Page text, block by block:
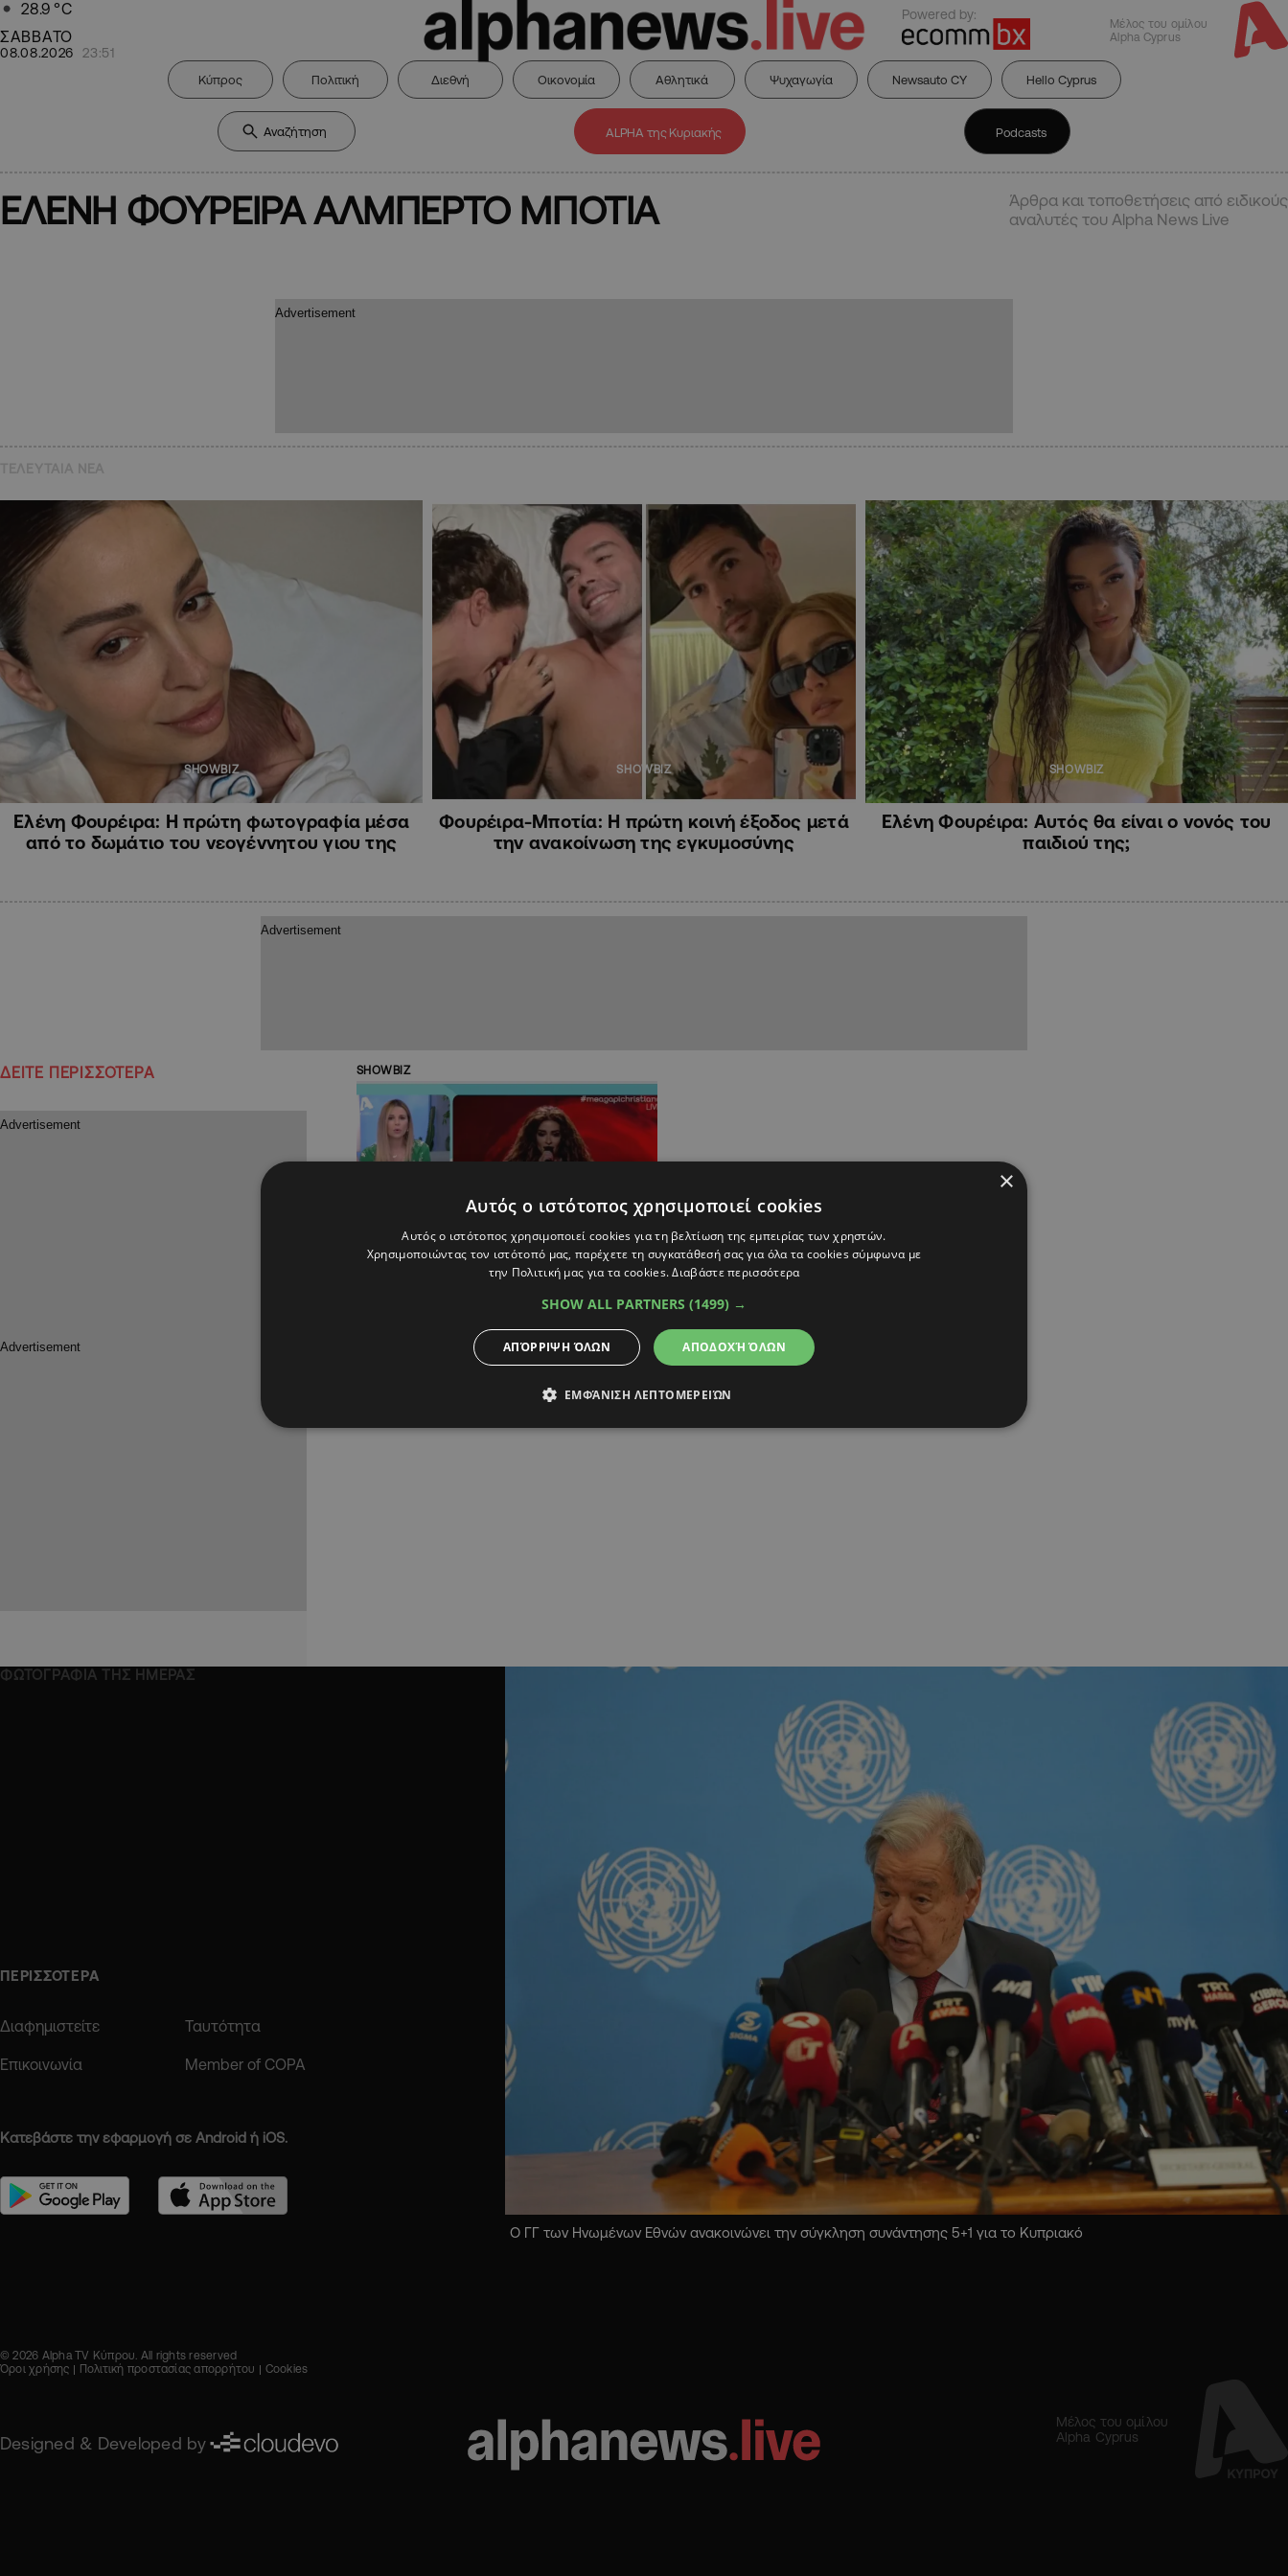
28.9 °C
ΣΑΒΒΑΤΟ
08.08.2026 23:51
Powered by:
Μέλος του ομίλου
Alpha Cyprus
Κύπρος Πολιτική Διεθνή Οικονομία Αθλητικά Ψυχαγωγία Newsauto CY Hello Cyprus
ALPHA της Κυριακής Podcasts
ΕΛΕΝΗ ΦΟΥΡΕΙΡΑ ΑΛΜΠΕΡΤΟ ΜΠΟΤΙΑ
Άρθρα και τοποθετήσεις από ειδικούς
αναλυτές του Alpha News Live
SHOWBIZ
Ελένη Φουρέιρα: Η πρώτη φωτογραφία μέσα
από το δωμάτιο του νεογέννητου γιου της
SHOWBIZ
Φουρέιρα-Μποτία: Η πρώτη κοινή έξοδος μετά
την ανακοίνωση της εγκυμοσύνης
SHOWBIZ
Ελένη Φουρέιρα: Αυτός θα είναι ο νονός του
παιδιού της;
ΔΕΙΤΕ ΠΕΡΙΣΣΟΤΕΡΑ SHOWBIZ
Eurovision 2018:Όλα όσα έγιναν
μάθαμε ποτέ (ΒΙΝΤΕΟ)
ΦΩΤΟΓΡΑΦΙΑ ΤΗΣ ΗΜΕΡΑΣ
ΠΕΡΙΣΣΟΤΕΡΑ
Διαφημιστείτε Ταυτότητα
Επικοινωνία Member of COPA
Κατεβάστε την εφαρμογή σε Android ή iOS.
Ο ΓΓ των Ηνωμένων Εθνών ανακοινώνει την σύγκληση συνάντησης 5+1 για το Κυπριακό
© 2026 Alpha TV Κύπρου. All rights reserved
Όροι χρήσης
Πολιτική προστασίας απορρήτου Cookies
Designed & Developed by
Μέλος του ομίλου
Alpha Cyprus
×
Αυτός ο ιστότοπος χρησιμοποιεί cookies
Αυτός ο ιστότοπος χρησιμοποιεί cookies για τη βελτίωση της εμπειρίας των χρηστών.
Χρησιμοποιώντας τον ιστότοπό μας, παρέχετε τη συγκατάθεσή σας για όλα τα cookies σύμφωνα με
την Πολιτική μας για τα cookies.Διαβάστε περισσότερα
SHOW ALL PARTNERS (1499) →
ΑΠΟΔΟΧΉ ΌΛΩΝ
ΑΠΌΡΡΙΨΗ ΌΛΩΝ
ΕΜΦΆΝΙΣΗ ΛΕΠΤΟΜΕΡΕΙΏΝ